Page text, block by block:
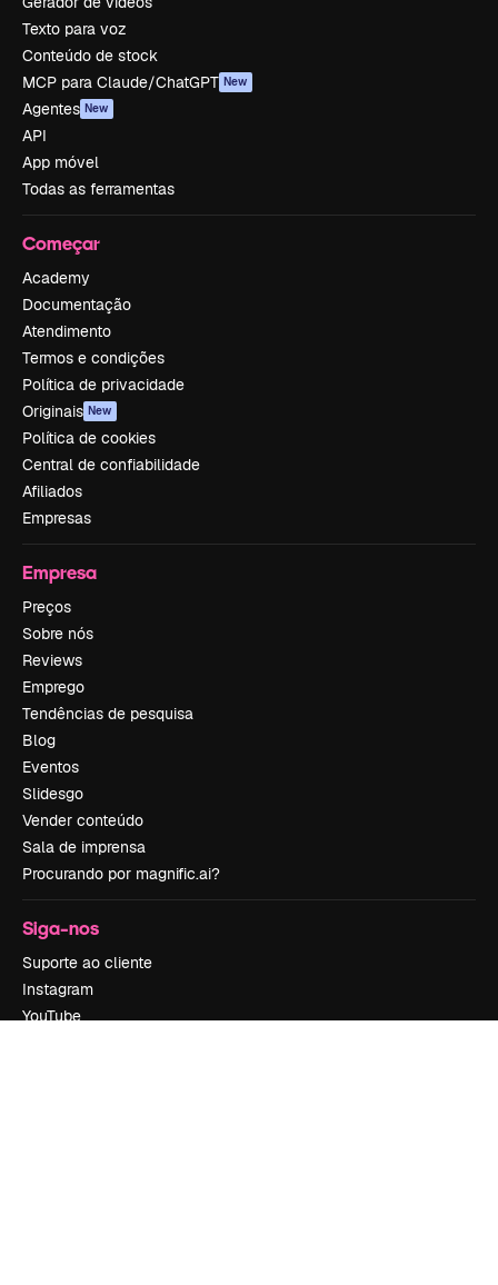
Texto para voz
Conteúdo de stock
MCP para Claude/ChatGPT New
Agentes New
API
App móvel
Todas as ferramentas
Começar
Academy
Documentação
Atendimento
Termos e condições
Política de privacidade
Originais New
Política de cookies
Central de confiabilidade
Afiliados
Empresas
Empresa
Preços
Sobre nós
Reviews
Emprego
Tendências de pesquisa
Blog
Eventos
Slidesgo
Vender conteúdo
Sala de imprensa
Procurando por magnific.ai?
Siga-nos
Suporte ao cliente
Instagram
YouTube